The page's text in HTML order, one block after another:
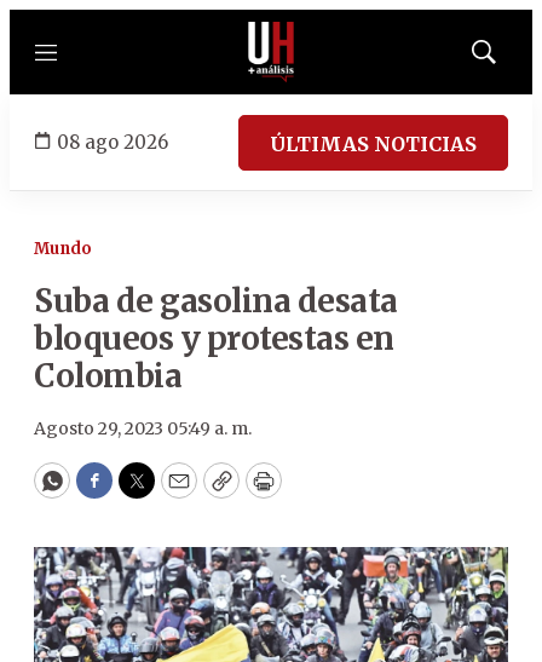
Menú
Mostrar
08 ago 2026 ÚLTIMAS NOTICIAS
Mundo
Suba de gasolina desata
bloqueos y protestas en
Colombia
Agosto 29, 2023 05:49 a. m.
WhatsApp
Facebook
Twitter
EmailCopyPrint